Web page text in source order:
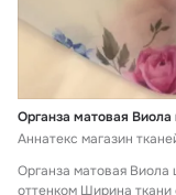
Органза матовая
Аннатекс магазин
Органза матовая Виола
оттенком Ширина ткани